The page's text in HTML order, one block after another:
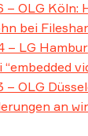
– OLG Köln:
bei
– LG
– OLG
an